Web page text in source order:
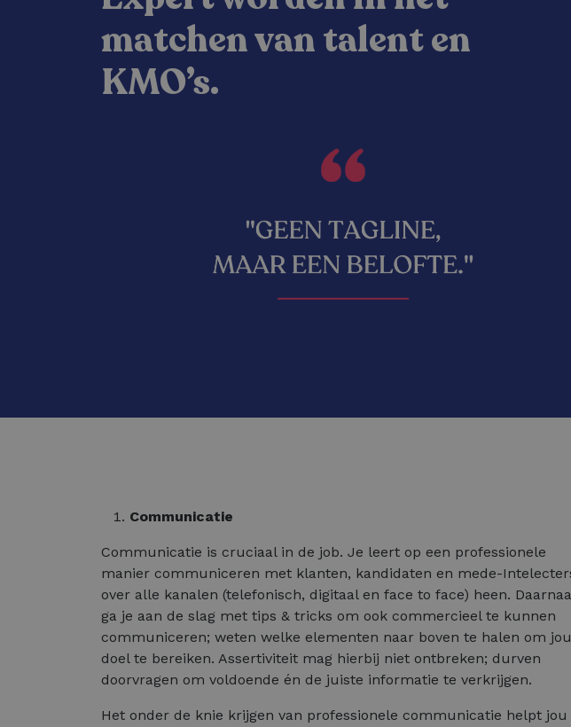
matchen van talent en
KMO’s.
Communicatie
Communicatie is cruciaal in de job. Je leert op een professionele
manier communiceren met klanten, kandidaten en mede-
over alle kanalen (telefonisch, digitaal en face to face) heen.
ga je aan de slag met tips & tricks om ook commercieel te kunnen
communiceren; weten welke elementen naar boven te halen om
doel te bereiken. Assertiviteit mag hierbij niet ontbreken; durven
doorvragen om voldoende én de juiste informatie te verkrijgen.
Het onder de knie krijgen van professionele communicatie helpt jou